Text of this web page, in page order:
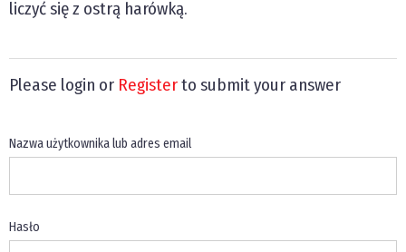
liczyć się z ostrą harówką.
Please login or Registerto submit your answer
Nazwa użytkownika lub adres email
Hasło